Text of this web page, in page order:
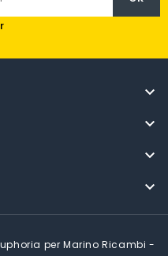




per Marino Ricambi -